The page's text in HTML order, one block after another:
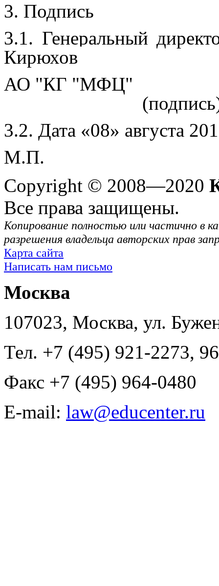
3. Подпись
3.1. Генеральный
Кирюхов
АО "КГ "МФЦ"
3.2. Дата «08» августа
М.П.
Copyright © 2008—2020
Все права защищены.
Копирование полностью или частично в
разрешения владельца авторских прав
Карта сайта
Написать нам письмо
Москва
107023, Москва, ул.
Тел. +7 (495) 921-2273,
Факс +7 (495) 964-0480
E-mail: law@educenter.ru